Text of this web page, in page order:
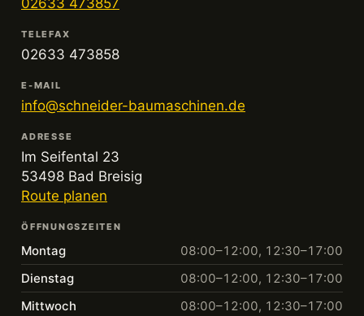
02633 473857
TELEFAX
02633 473858
E-MAIL
info@schneider-baumaschinen.de
ADRESSE
Im Seifental 23
53498 Bad Breisig
Route planen
ÖFFNUNGSZEITEN
Montag
08:00–12:00, 12:30–17:00
Dienstag
08:00–12:00, 12:30–17:00
Mittwoch
08:00–12:00, 12:30–17:00